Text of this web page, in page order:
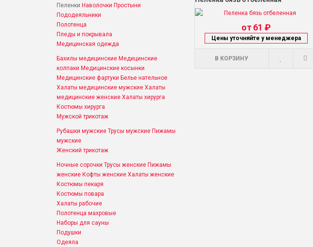
Пеленки Наволочки Простыни
Пододеяльники
Полотенца
Пледы и покрывала
Медицинская одежда
Бахилы медицинские Медицинские
колпаки Медицинские косынки
Медицинские фартуки Белье нательное
Халаты медицинские мужские Халаты
медицинские женские Халаты хирурга
Костюмы хирурга
Мужской трикотаж
Рубашки мужские Трусы мужские Пижамы
мужские
Женский трикотаж
Ночные сорочки Трусы женские Пижамы
женские Кофты женские Халаты женские
Костюмы пекаря
Костюмы повара
Халаты рабочие
Полотенца махровые
Наборы для сауны
Подушки
Одеяла
от61 ₽
Цены уточняйте у менеджера
В КОРЗИНУ